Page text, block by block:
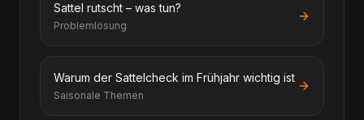
Sattel rutscht – was tun?
Problemlösung
Warum der Sattelcheck im Frühjahr wichtig ist
Saisonale Themen